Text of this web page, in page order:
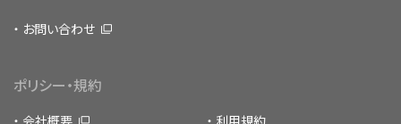
お問い合わせ
ポリシー・規約